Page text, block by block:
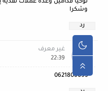
وشكرا
رد
غير معرف
22:39
0621806093